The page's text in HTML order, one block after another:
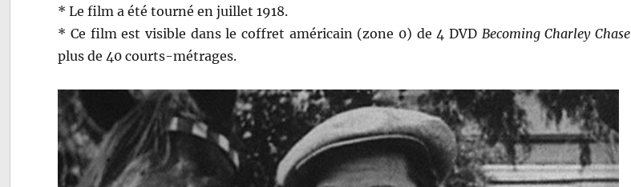
* Le film a été tourné en juillet 1918.
* Ce film est visible dans le coffret américain (zone 0) de 4 DVD Becoming Charley Chase
plus de 40 courts-métrages.